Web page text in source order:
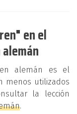
en el
alemán es el
menos utilizados
la lección
.